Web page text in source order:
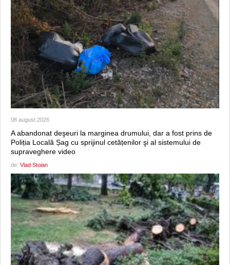
08 august 2026
A abandonat deşeuri la marginea drumului, dar a fost prins de
Poliția Locală Șag cu sprijinul cetățenilor şi al sistemului de
supraveghere video
de: Vlad Stoian